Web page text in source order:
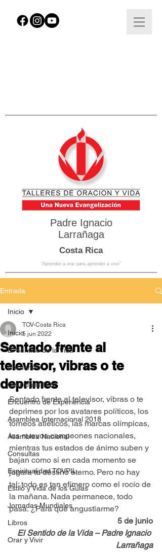
Padre Ignacio
Larrañaga
Costa Rica
“Aprender a orar para aprender a vivir”
Entrada
Inicio
El Sentido de la Vida
Encuentro
Oraciones TOV
Encuentro de Experiencia
Asamblea Internacional 2018
Asamblea Nacional
Consultas
Espiritualidad TOVPIL
Estilo y Vida de los Guías
Jornadas Mundiales
Libros
Orar y Vivir
Inicio
Sentado frente al
televisor, vibras o te
deprimes
TOV-Costa Rica
5 jun 2022
Sentado frente al televisor, vibras o te
deprimes por los avatares políticos, los
torneos atléticos, las marcas olímpicas,
los nuevos campeones nacionales,
mientras tus estados de ánimo suben y
bajan como si en cada momento se
jugara tu destino eterno. Pero no hay
tal: todo es tan efímero como el rocío de
la mañana. Nada permanece, todo
pasa. ¿Para qué angustiarme?
5 de junio
El Sentido de la Vida – Padre Ignacio
Larrañaga